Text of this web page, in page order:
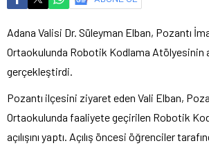
Adana Valisi Dr. Süleyman Elban, Pozantı
Ortaokulunda Robotik Kodlama Atölyesinin
gerçekleştirdi.
Pozantı ilçesini ziyaret eden Vali Elban,
Ortaokulunda faaliyete geçirilen Robotik
açılışını yaptı. Açılış öncesi öğrenciler